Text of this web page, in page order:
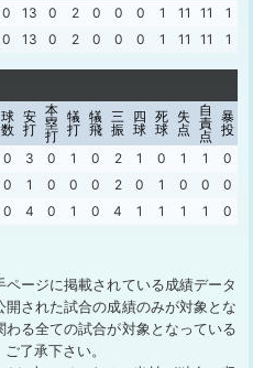
0 13 0 2 0 0 0 1 11 11 1
0 13 0 2 0 0 0 1 11 11 1
球
数
安
打
本
塁
打
犠
打
犠
飛
三
振
四
球
死
球
失
点
自
責
点
暴
投
0 3 0 1 0 2 1 0 1 1 0
0 1 0 0 0 2 0 1 0 0 0
0 4 0 1 0 4 1 1 1 1 0
ージに掲載されている成績データ
された試合の成績のみが対象とな
る全ての試合が対象となっている
了承下さい。